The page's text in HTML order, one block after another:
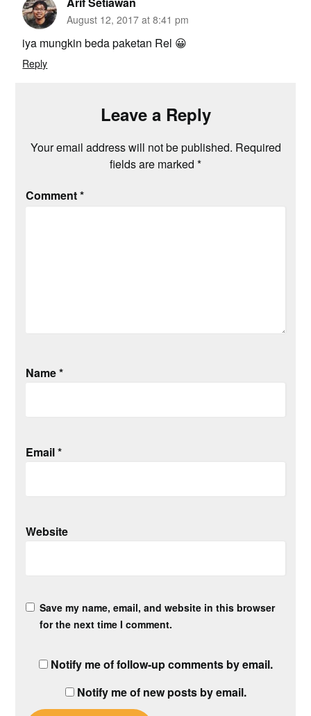
August 12, 2017 at 8:41 pm
iya mungkin beda paketan Rel 😀
Reply
Leave a Reply
Your email address will not be published. Required
fields are marked *
Comment*
Name*
Email*
Website
Save my name, email, and website in this browser
for the next time I comment.
Notify me of follow-up comments by email.
Notify me of new posts by email.